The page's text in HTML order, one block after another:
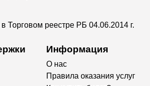
Торговом реестре РБ 04.06.2014 г.
Информация
О нас
Правила оказания услуг